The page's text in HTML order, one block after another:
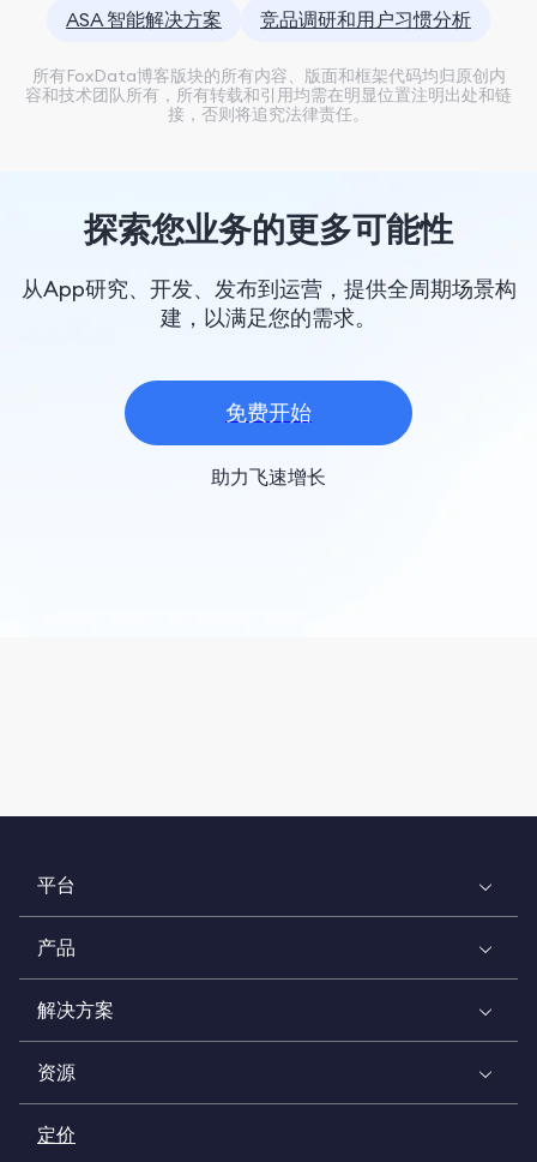
ASA 智能解决方案
竞品调研和用户习惯分析
所有FoxData博客版块的所有内容、版面和框架代码均归原创内
容和技术团队所有，所有转载和引用均需在明显位置注明出处和链
接，否则将追究法律责任。
探索您业务的更多可能性
从App研究、开发、发布到运营，提供全周期场景构
建，以满足您的需求。
免费开始
助力飞速增长
平台
产品
解决方案
资源
定价